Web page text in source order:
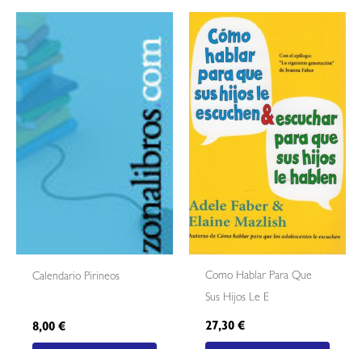
Calendario Pirineos
8,00€
Como Hablar Para Que
Sus Hijos Le E
27,30€